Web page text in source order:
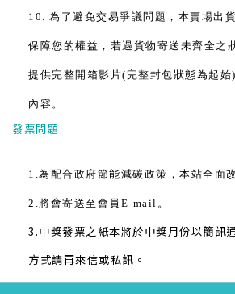
10. 為了避免交易爭議問題，本賣場出
保障您的權益，若遇貨物寄送未齊全之
提供完整開箱影片(完整封包狀態為起
內容。
發票問題
1.為配合政府節能減碳政策，本站全面
2.將會寄送至會員E-mail。
3.中獎發票之紙本將於中獎月份以簡訊
方式請再來信或私訊。